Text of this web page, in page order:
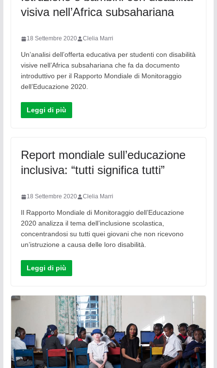
visiva nell’Africa subsahariana
18 Settembre 2020 Clelia Marri
Un’analisi dell’offerta educativa per studenti con disabilità
visive nell’Africa subsahariana che fa da documento
introduttivo per il Rapporto Mondiale di Monitoraggio
dell’Educazione 2020.
Leggi di più
Report mondiale sull’educazione
inclusiva: “tutti significa tutti”
18 Settembre 2020 Clelia Marri
Il Rapporto Mondiale di Monitoraggio dell’Educazione
2020 analizza il tema dell’inclusione scolastica,
concentrandosi su tutti quei giovani che non ricevono
un’istruzione a causa delle loro disabilità.
Leggi di più